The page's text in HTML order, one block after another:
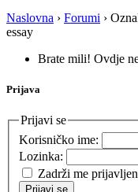
Naslovna › Forumi ›
essay
Brate mili! Ovdje
Prijava
Prijavi se
Korisničko ime:
Lozinka:
Zadrži me
Prijavi se